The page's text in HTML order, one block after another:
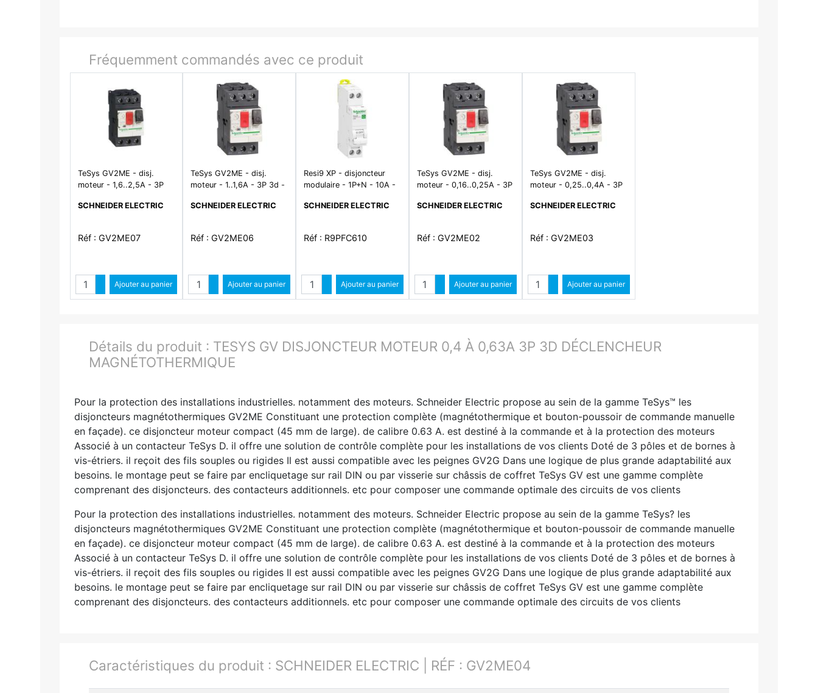
Fréquemment commandés avec ce produit
TeSys GV2ME - disj.
moteur - 1,6..2,5A - 3P
magnéto-thermique
SCHNEIDER ELECTRIC
Réf : GV2ME07
Quantité
Augmenter quantité
Diminuer quantité
Ajouter au panier
TeSys GV2ME - disj.
moteur - 1..1,6A - 3P 3d -
thermique
SCHNEIDER ELECTRIC
Réf : GV2ME06
Quantité
Augmenter quantité
Diminuer quantité
Ajouter au panier
Resi9 XP - disjoncteur
modulaire - 1P+N - 10A -
SCHNEIDER ELECTRIC
Réf : R9PFC610
Quantité
Augmenter quantité
Diminuer quantité
Ajouter au panier
TeSys GV2ME - disj.
moteur - 0,16..0,25A - 3P
magnéto-thermique
SCHNEIDER ELECTRIC
Réf : GV2ME02
Quantité
Augmenter quantité
Diminuer quantité
Ajouter au panier
TeSys GV2ME - disj.
moteur - 0,25..0,4A - 3P
magnéto-thermique
SCHNEIDER ELECTRIC
Réf : GV2ME03
Quantité
Augmenter quantité
Diminuer quantité
Ajouter au panier
Détails du produit : TESYS GV DISJONCTEUR MOTEUR 0,4 À 0,63A 3P 3D DÉCLENCHEUR
MAGNÉTOTHERMIQUE
Pour la protection des installations industrielles. notamment des moteurs. Schneider Electric propose au sein de la gamme TeSys™ les
disjoncteurs magnétothermiques GV2ME Constituant une protection complète (magnétothermique et bouton-poussoir de commande manuelle
en façade). ce disjoncteur moteur compact (45 mm de large). de calibre 0.63 A. est destiné à la commande et à la protection des moteurs
Associé à un contacteur TeSys D. il offre une solution de contrôle complète pour les installations de vos clients Doté de 3 pôles et de bornes à
vis-étriers. il reçoit des fils souples ou rigides Il est aussi compatible avec les peignes GV2G Dans une logique de plus grande adaptabilité aux
besoins. le montage peut se faire par encliquetage sur rail DIN ou par visserie sur châssis de coffret TeSys GV est une gamme complète
comprenant des disjoncteurs. des contacteurs additionnels. etc pour composer une commande optimale des circuits de vos clients
Pour la protection des installations industrielles. notamment des moteurs. Schneider Electric propose au sein de la gamme TeSys? les
disjoncteurs magnétothermiques GV2ME Constituant une protection complète (magnétothermique et bouton-poussoir de commande manuelle
en façade). ce disjoncteur moteur compact (45 mm de large). de calibre 0.63 A. est destiné à la commande et à la protection des moteurs
Associé à un contacteur TeSys D. il offre une solution de contrôle complète pour les installations de vos clients Doté de 3 pôles et de bornes à
vis-étriers. il reçoit des fils souples ou rigides Il est aussi compatible avec les peignes GV2G Dans une logique de plus grande adaptabilité aux
besoins. le montage peut se faire par encliquetage sur rail DIN ou par visserie sur châssis de coffret TeSys GV est une gamme complète
comprenant des disjoncteurs. des contacteurs additionnels. etc pour composer une commande optimale des circuits de vos clients
Caractéristiques du produit : SCHNEIDER ELECTRIC | RÉF : GV2ME04